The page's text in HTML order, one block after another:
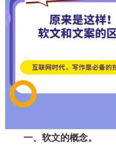
一、软文的概念。